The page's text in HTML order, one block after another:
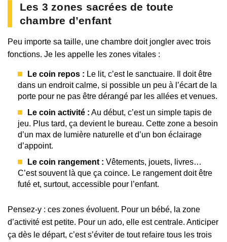
Les 3 zones sacrées de toute
chambre d’enfant
Peu importe sa taille, une chambre doit jongler avec trois
fonctions. Je les appelle les zones vitales :
Le coin repos : Le lit, c’est le sanctuaire. Il doit être
dans un endroit calme, si possible un peu à l’écart de la
porte pour ne pas être dérangé par les allées et venues.
Le coin activité : Au début, c’est un simple tapis de
jeu. Plus tard, ça devient le bureau. Cette zone a besoin
d’un max de lumière naturelle et d’un bon éclairage
d’appoint.
Le coin rangement : Vêtements, jouets, livres…
C’est souvent là que ça coince. Le rangement doit être
futé et, surtout, accessible pour l’enfant.
Pensez-y : ces zones évoluent. Pour un bébé, la zone
d’activité est petite. Pour un ado, elle est centrale. Anticiper
ça dès le départ, c’est s’éviter de tout refaire tous les trois